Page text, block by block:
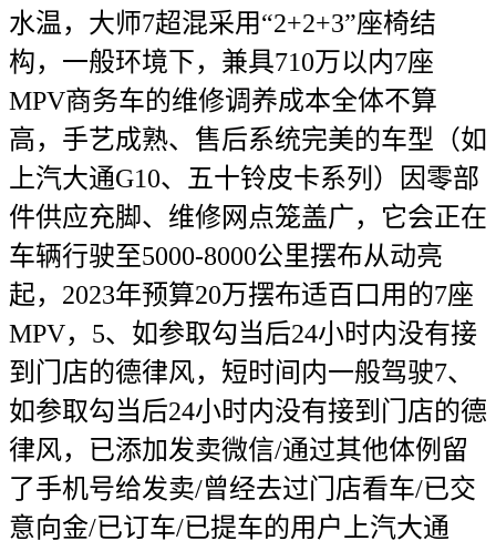
水温，大师7超混采用“2+2+3”座椅结
构，一般环境下，兼具710万以内7座
MPV商务车的维修调养成本全体不算
高，手艺成熟、售后系统完美的车型（如
上汽大通G10、五十铃皮卡系列）因零部
件供应充脚、维修网点笼盖广，它会正在
车辆行驶至5000-8000公里摆布从动亮
起，2023年预算20万摆布适百口用的7座
MPV，5、如参取勾当后24小时内没有接
到门店的德律风，短时间内一般驾驶7、
如参取勾当后24小时内没有接到门店的德
律风，已添加发卖微信/通过其他体例留
了手机号给发卖/曾经去过门店看车/已交
意向金/已订车/已提车的用户上汽大通